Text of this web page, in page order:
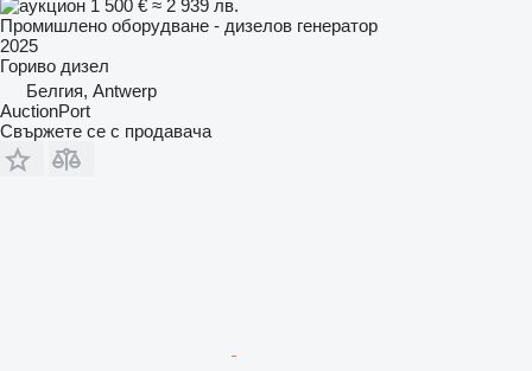
1 500 € ≈ 2 939 лв.
Промишлено оборудване - дизелов генератор
2025
Гориво дизел
Белгия, Antwerp
AuctionPort
Свържете се с продавача